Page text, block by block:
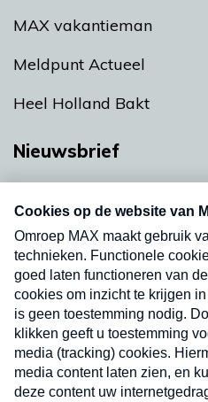
MAX vakantieman
Meldpunt Actueel
Heel Holland Bakt
Nieuwsbrief
nieuwsbrief. Elke vrijdag-
uw mailbox.